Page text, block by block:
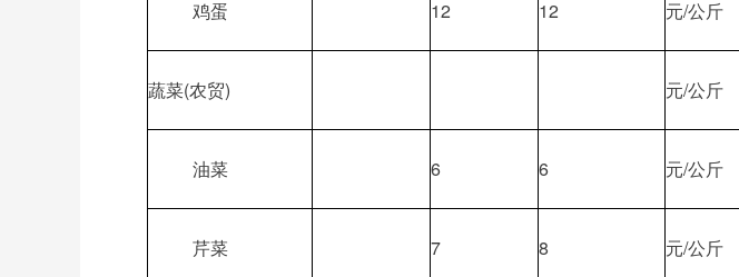
鸡蛋 12 12 元/公斤
蔬菜(农贸) 元/公斤
油菜 6 6 元/公斤
芹菜 7 8 元/公斤